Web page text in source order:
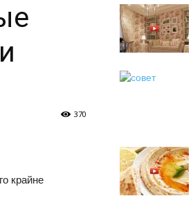
370
крайне